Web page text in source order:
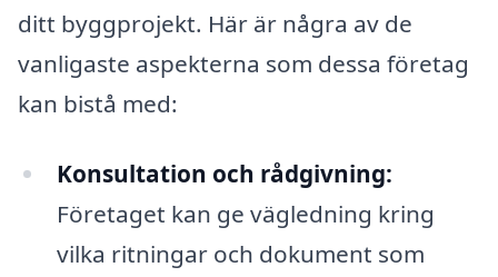
ditt byggprojekt. Här är några av de
vanligaste aspekterna som dessa företag
kan bistå med:
Konsultation och rådgivning:
Företaget kan ge vägledning kring
vilka ritningar och dokument som